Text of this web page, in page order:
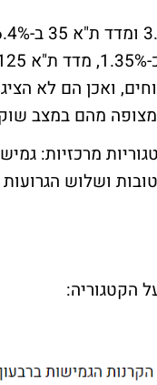
ואכן הם לא
מהם במצב
מרכזיות:
ושלוש
הקטגוריה: